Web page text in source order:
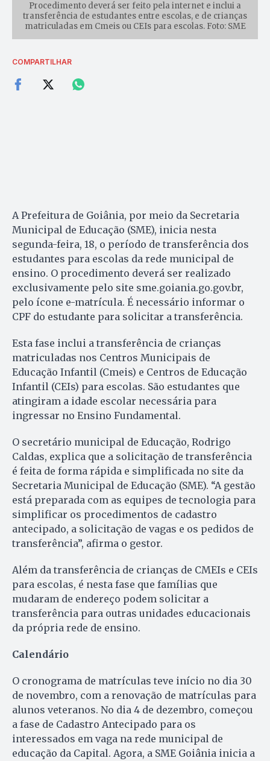
Procedimento deverá ser feito pela internet e inclui a
transferência de estudantes entre escolas, e de crianças
matriculadas em Cmeis ou CEIs para escolas. Foto: SME
COMPARTILHAR
A Prefeitura de Goiânia, por meio da Secretaria
Municipal de Educação (SME), inicia nesta
segunda-feira, 18, o período de transferência dos
estudantes para escolas da rede municipal de
ensino. O procedimento deverá ser realizado
exclusivamente pelo site sme.goiania.go.gov.br,
pelo ícone e-matrícula. É necessário informar o
CPF do estudante para solicitar a transferência.
Esta fase inclui a transferência de crianças
matriculadas nos Centros Municipais de
Educação Infantil (Cmeis) e Centros de Educação
Infantil (CEIs) para escolas. São estudantes que
atingiram a idade escolar necessária para
ingressar no Ensino Fundamental.
O secretário municipal de Educação, Rodrigo
Caldas, explica que a solicitação de transferência
é feita de forma rápida e simplificada no site da
Secretaria Municipal de Educação (SME). “A gestão
está preparada com as equipes de tecnologia para
simplificar os procedimentos de cadastro
antecipado, a solicitação de vagas e os pedidos de
transferência”, afirma o gestor.
Além da transferência de crianças de CMEIs e CEIs
para escolas, é nesta fase que famílias que
mudaram de endereço podem solicitar a
transferência para outras unidades educacionais
da própria rede de ensino.
Calendário
O cronograma de matrículas teve início no dia 30
de novembro, com a renovação de matrículas para
alunos veteranos. No dia 4 de dezembro, começou
a fase de Cadastro Antecipado para os
interessados em vaga na rede municipal de
educação da Capital. Agora, a SME Goiânia inicia a